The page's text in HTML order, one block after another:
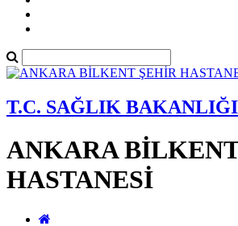
T.C. SAĞLIK BAKANLIĞI
ANKARA
HASTANESİ